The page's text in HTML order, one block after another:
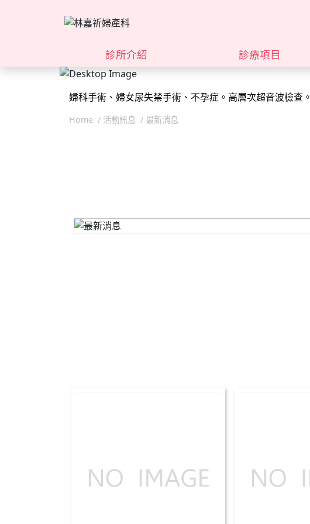
診所介紹 診療項目
婦科手術、婦女尿失禁手術、不孕症。高層次超音波檢
婦科手術、婦女尿失禁手術、不孕症。高層次超音波檢查
Home 活動訊息 最新消息